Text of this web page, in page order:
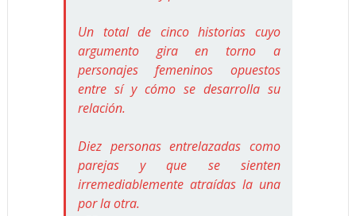
Un total de cinco historias cuyo
argumento gira en torno a
personajes femeninos opuestos
entre sí y cómo se desarrolla su
relación.
Diez personas entrelazadas como
parejas y que se sienten
irremediablemente atraídas la una
por la otra.